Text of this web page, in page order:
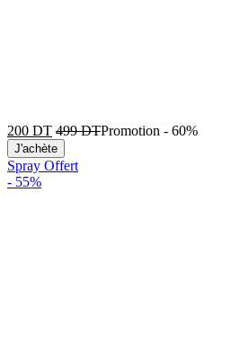
200 DT 499DTPromotion - 60%
J'achète
Spray Offert
- 55%